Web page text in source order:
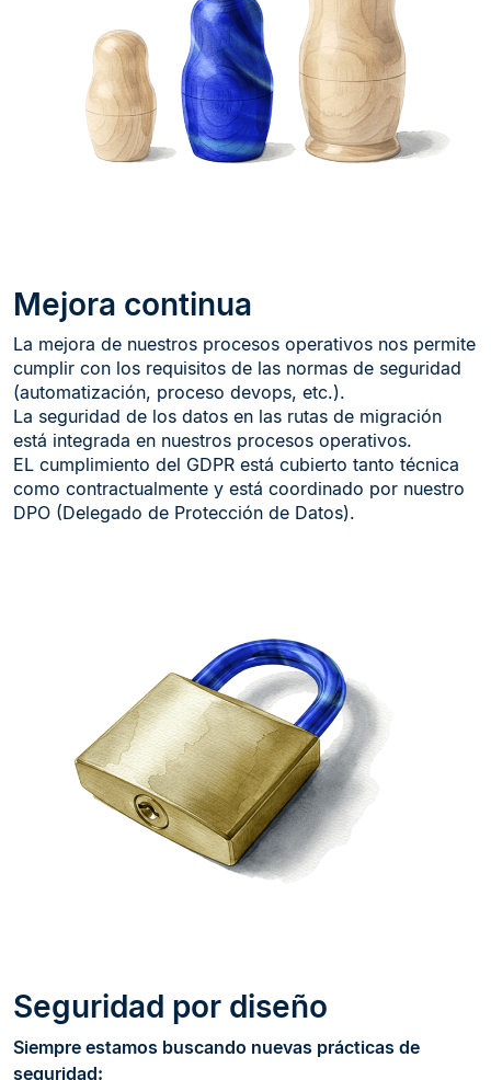
Mejora continua
La mejora de nuestros procesos operativos nos permite
cumplir con los requisitos de las normas de seguridad
(automatización, proceso devops, etc.).
La seguridad de los datos en las rutas de migración
está integrada en nuestros procesos operativos.
EL cumplimiento del GDPR está cubierto tanto técnica
como contractualmente y está coordinado por nuestro
DPO (Delegado de Protección de Datos).
Seguridad por diseño
Siempre estamos buscando nuevas prácticas de
seguridad: